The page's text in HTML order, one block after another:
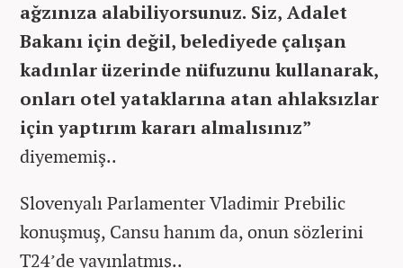
ağzınıza alabiliyorsunuz. Siz, Adalet
Bakanı için değil, belediyede çalışan
kadınlar üzerinde nüfuzunu kullanarak,
onları otel yataklarına atan ahlaksızlar
için yaptırım kararı almalısınız”
diyememiş..
Slovenyalı Parlamenter Vladimir Prebilic
konuşmuş, Cansu hanım da, onun sözlerini
T24’de yayınlatmış..